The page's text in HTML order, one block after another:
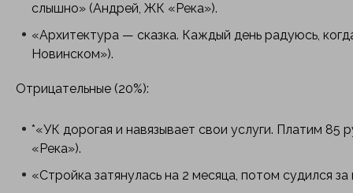
слышно» (Андрей, ЖК «Река»).
«Архитектура — сказка. Каждый день радуюсь,
Новинском»).
Отрицательные (20%):
*«УК дорогая и навязывает свои услуги. Платим 85
«Река»).
«Стройка затянулась на 2 месяца, потом судился